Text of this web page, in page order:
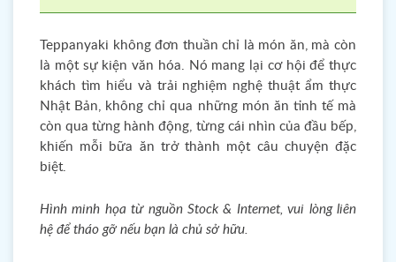
Teppanyaki không đơn thuần chỉ là món ăn, mà còn
là một sự kiện văn hóa. Nó mang lại cơ hội để thực
khách tìm hiểu và trải nghiệm nghệ thuật ẩm thực
Nhật Bản, không chỉ qua những món ăn tinh tế mà
còn qua từng hành động, từng cái nhìn của đầu bếp,
khiến mỗi bữa ăn trở thành một câu chuyện đặc
biệt.
Hình minh họa từ nguồn Stock & Internet, vui lòng liên
hệ để tháo gỡ nếu bạn là chủ sở hữu.